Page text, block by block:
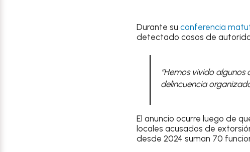
Durante su conferencia
detectado casos de
“Hemos vivido algunos
delincuencia
El anuncio ocurre luego de
locales acusados de
desde 2024 suman 70